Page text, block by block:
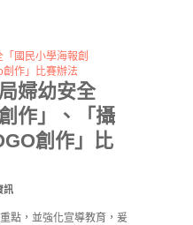
婦幼安全
作」、「攝
創作」比
訊
點，並強化宣導教育，爰